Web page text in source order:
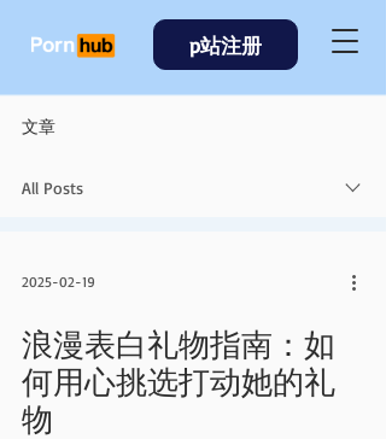
p站注册
文章
All Posts
2025-02-19
浪漫表白礼物指南：如
何用心挑选打动她的礼
物